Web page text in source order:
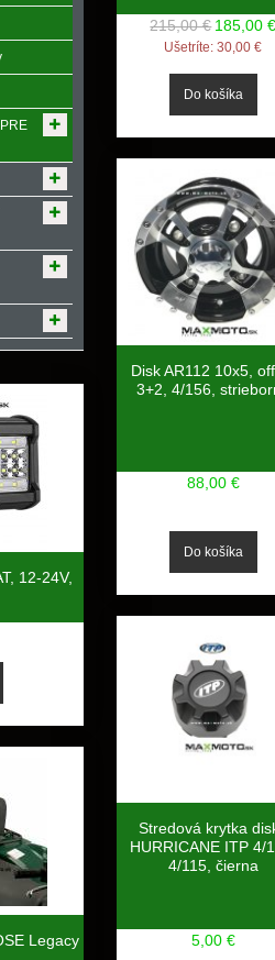
215,00 € 185,00 €
Ušetríte:30,00 €
Disk AR112 10x5,
3+2, 4/156,
88,00 €
Stredová krytka
HURRICANE ITP 4/
4/115, čierna
5,00 €
12-24V,
Legacy